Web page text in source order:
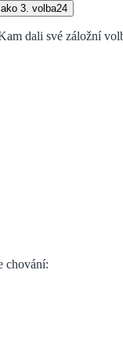
3. volba24
dali své záložní
chování: